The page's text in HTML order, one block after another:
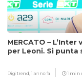
MERCATO –
per Leoni. Si punta
Digitrend,1 anno fa 1 min